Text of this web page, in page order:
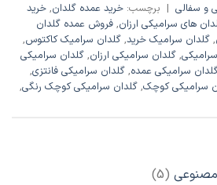
و سفالی | برچسب: خرید عمده گلدان, خرید
های سرامیکی ارزان, فروش عمده گلدان
, گلدان سرامیک خرید, گلدان سرامیک کاکتوس,
, گلدان سرامیکی ارزان, گلدان سرامیکی
سرامیکی عمده, گلدان سرامیکی فانتزی,
سرامیکی کوچک, گلدان سرامیکی کوچک رنگی,
5
5